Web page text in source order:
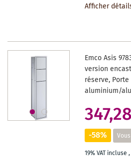
SOUHAITS
Afficher
Emco Asis
version
réserve,
aluminium/
-58%
19% VAT incluse,